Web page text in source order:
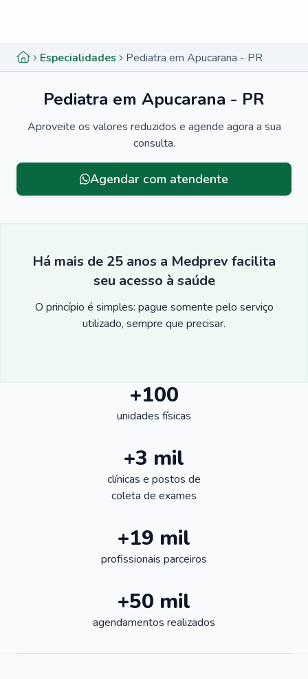
Especialidades Pediatra em Apucarana - PR
Pediatra em Apucarana - PR
Aproveite os valores reduzidos e agende agora a sua
consulta.
Agendar com atendente
Há mais de 25 anos a Medprev facilita
seu acesso à saúde
O princípio é simples: pague somente pelo serviço
utilizado, sempre que precisar.
+100
unidades físicas
+3 mil
clínicas e postos de
coleta de exames
+19 mil
profissionais parceiros
+50 mil
agendamentos realizados